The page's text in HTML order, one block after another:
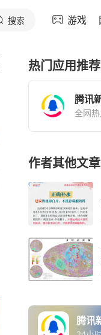
搜索 游戏
热门应用推荐
腾讯
全网
作者其他文章
腾讯